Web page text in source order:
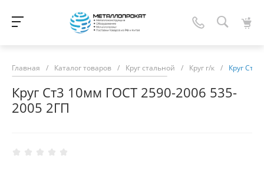
Главная / Каталог товаров / Круг стальной / Круг г/к / Круг Ст3
Круг Ст3 10мм ГОСТ 2590-2006 535-
2005 2ГП